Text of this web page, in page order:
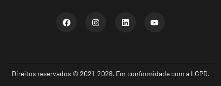
Direitos reservados © 2021-2026. Em conformidade com a LGPD.